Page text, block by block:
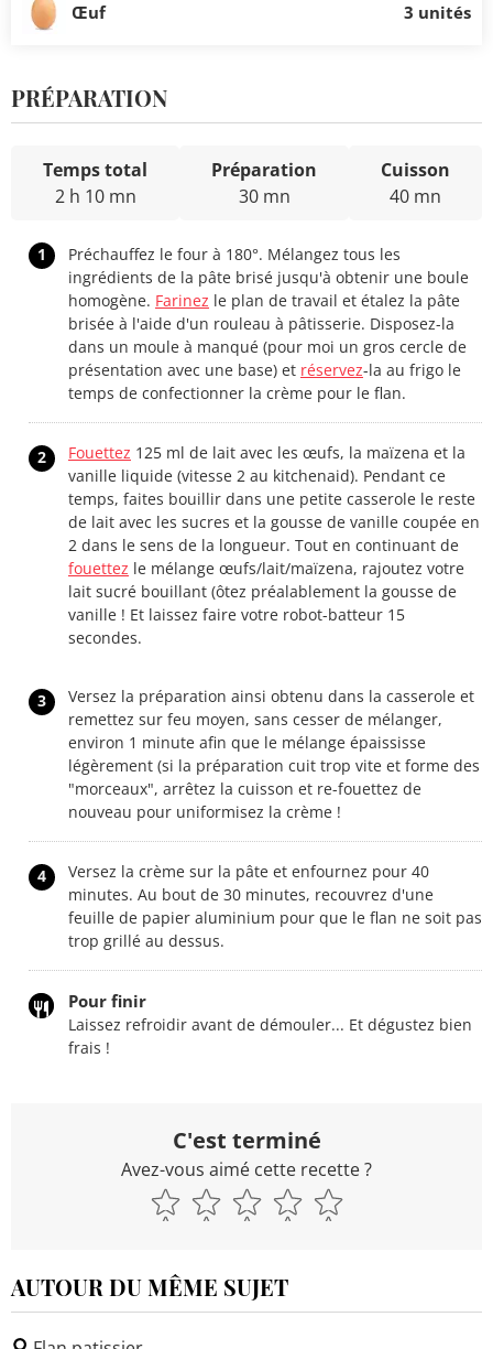
Œuf 3 unités
PRÉPARATION
Temps total
2 h 10 mn
Préparation
30 mn
Cuisson
40 mn
1
Préchauffez le four à 180°. Mélangez tous les
ingrédients de la pâte brisé jusqu'à obtenir une boule
homogène. Farinez le plan de travail et étalez la pâte
brisée à l'aide d'un rouleau à pâtisserie. Disposez-la
dans un moule à manqué (pour moi un gros cercle de
présentation avec une base) et réservez-la au frigo le
temps de confectionner la crème pour le flan.
2 Fouettez 125 ml de lait avec les œufs, la maïzena et la
vanille liquide (vitesse 2 au kitchenaid). Pendant ce
temps, faites bouillir dans une petite casserole le reste
de lait avec les sucres et la gousse de vanille coupée en
2 dans le sens de la longueur. Tout en continuant de
fouettez le mélange œufs/lait/maïzena, rajoutez votre
lait sucré bouillant (ôtez préalablement la gousse de
vanille ! Et laissez faire votre robot-batteur 15
secondes.
3
Versez la préparation ainsi obtenu dans la casserole et
remettez sur feu moyen, sans cesser de mélanger,
environ 1 minute afin que le mélange épaississe
légèrement (si la préparation cuit trop vite et forme des
"morceaux", arrêtez la cuisson et re-fouettez de
nouveau pour uniformisez la crème !
4
Versez la crème sur la pâte et enfournez pour 40
minutes. Au bout de 30 minutes, recouvrez d'une
feuille de papier aluminium pour que le flan ne soit pas
trop grillé au dessus.
Pour finir
Laissez refroidir avant de démouler... Et dégustez bien
frais !
C'est terminé
Avez-vous aimé cette recette ?
AUTOUR DU MÊME SUJET